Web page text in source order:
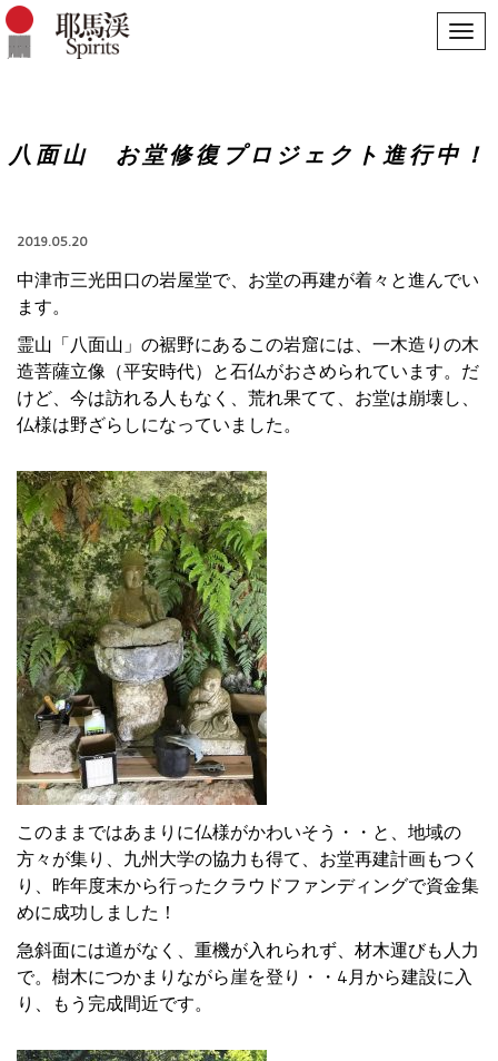
Toggle
八面山 お堂修復プロジェクト進行中！
2019.05.20
中津市三光田口の岩屋堂で、お堂の再建が着々と進んでい
ます。
霊山「八面山」の裾野にあるこの岩窟には、一木造りの木
造菩薩立像（平安時代）と石仏がおさめられています。だ
けど、今は訪れる人もなく、荒れ果てて、お堂は崩壊し、
仏様は野ざらしになっていました。
このままではあまりに仏様がかわいそう・・と、地域の
方々が集り、九州大学の協力も得て、お堂再建計画もつく
り、 昨年度末から行ったクラウドファンディングで資金集
めに成功しました！
急斜面には道がなく、重機が入れられず、材木運びも人力
で。樹木につかまりながら崖を登り・・4月から建設に入
り、もう完成間近です。